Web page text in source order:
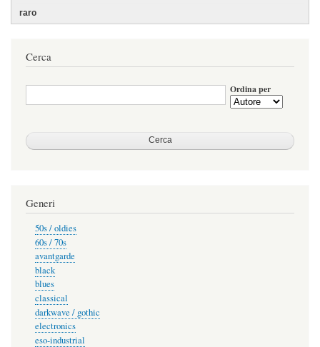
Cerca
Ordina per
Generi
50s / oldies
60s / 70s
avantgarde
black
blues
classical
darkwave / gothic
electronics
eso-industrial